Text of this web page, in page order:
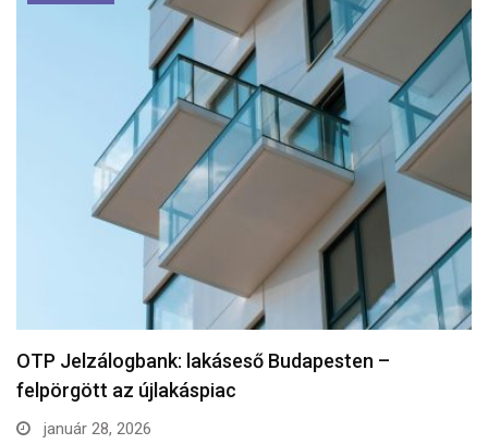
OTP Jelzálogbank: lakáseső Budapesten –
felpörgött az újlakáspiac
január 28, 2026